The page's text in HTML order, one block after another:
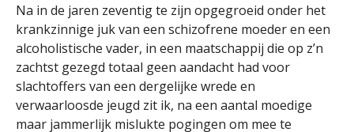
Na in de jaren zeventig te zijn opgegroeid onder het
krankzinnige juk van een schizofrene moeder en een
alcoholistische vader, in een maatschappij die op z’n
zachtst gezegd totaal geen aandacht had voor
slachtoffers van een dergelijke wrede en
verwaarloosde jeugd zit ik, na een aantal moedige
maar jammerlijk mislukte pogingen om mee te